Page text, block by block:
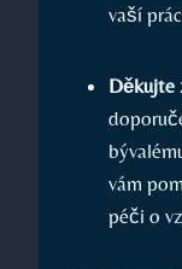
vaší
Děkujte
‍vám
péči o